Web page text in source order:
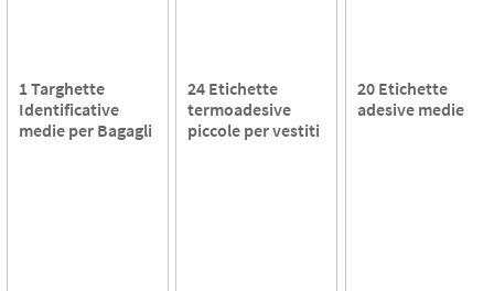
1 Targhette
Identificative
medie per Bagagli
24 Etichette
termoadesive
piccole per vestiti
20 Etichette
adesive medie